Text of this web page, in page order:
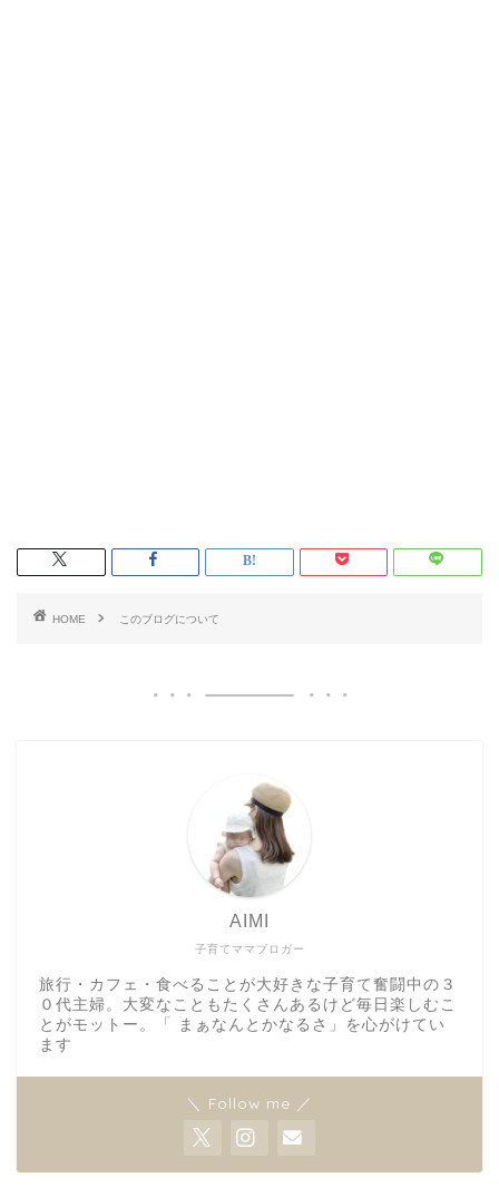
HOME このブログについて
子育てママブロガー
AIMI
旅行・カフェ・食べることが大好きな子育て奮闘中の３
０代主婦。大変なこともたくさんあるけど毎日楽しむこ
とがモットー。「 まぁなんとかなるさ」を心がけてい
ます
＼ Follow me ／